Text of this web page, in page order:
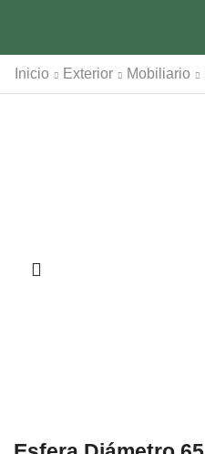
Inicio Exterior Mobiliario